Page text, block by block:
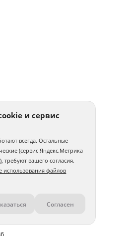
и сервис
всегда. Остальные
(сервис Яндекс.Метрика
требуют вашего согласия.
использования файлов
Согласен